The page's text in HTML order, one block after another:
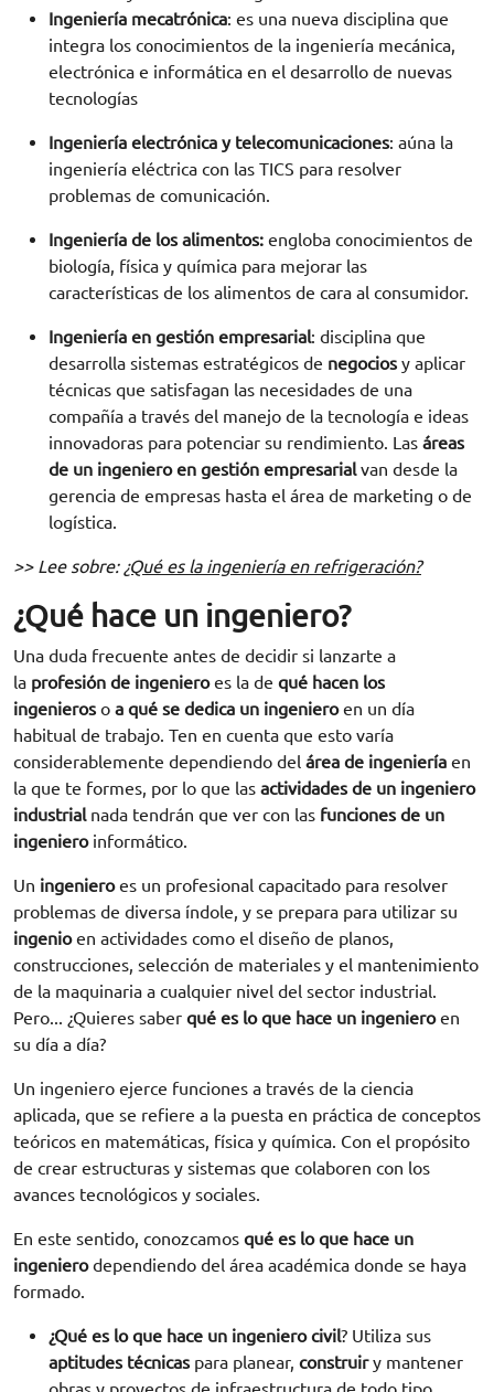
Ingeniería mecatrónica: es una nueva disciplina que
integra los conocimientos de la ingeniería mecánica,
electrónica e informática en el desarrollo de nuevas
tecnologías
Ingeniería electrónica y telecomunicaciones: aúna la
ingeniería eléctrica con las TICS para resolver
problemas de comunicación.
Ingeniería de los alimentos: engloba conocimientos de
biología, física y química para mejorar las
características de los alimentos de cara al consumidor.
Ingeniería en gestión empresarial: disciplina que
desarrolla sistemas estratégicos de negocios y aplicar
técnicas que satisfagan las necesidades de una
compañía a través del manejo de la tecnología e ideas
innovadoras para potenciar su rendimiento. Las áreas
de un ingeniero en gestión empresarialvan desde la
gerencia de empresas hasta el área de marketing o de
logística.
>> Lee sobre: ¿Qué es la ingeniería en refrigeración?
¿Qué hace un ingeniero?
Una duda frecuente antes de decidir si lanzarte a
la profesión de ingenieroes la de qué hacen los
ingenieros o a qué se dedica un ingenieroen un día
habitual de trabajo. Ten en cuenta que esto varía
considerablemente dependiendo del área de ingeniería en
la que te formes, por lo que las actividades de un ingeniero
industrialnada tendrán que ver con las funciones de un
ingeniero informático.
Un ingenieroes un profesional capacitado para resolver
problemas de diversa índole, y se prepara para utilizar su
ingenioen actividades como el diseño de planos,
construcciones, selección de materiales y el mantenimiento
de la maquinaria a cualquier nivel del sector industrial.
Pero... ¿Quieres saber qué es lo que hace un ingenieroen
su día a día?
Un ingeniero ejerce funciones a través de la ciencia
aplicada, que se refiere a la puesta en práctica de conceptos
teóricos en matemáticas, física y química. Con el propósito
de crear estructuras y sistemas que colaboren con los
avances tecnológicos y sociales.
En este sentido, conozcamos qué es lo que hace un
ingenierodependiendo del área académica donde se haya
formado.
¿Qué es lo que hace un ingeniero civil? Utiliza sus
aptitudes técnicas para planear, construiry mantener